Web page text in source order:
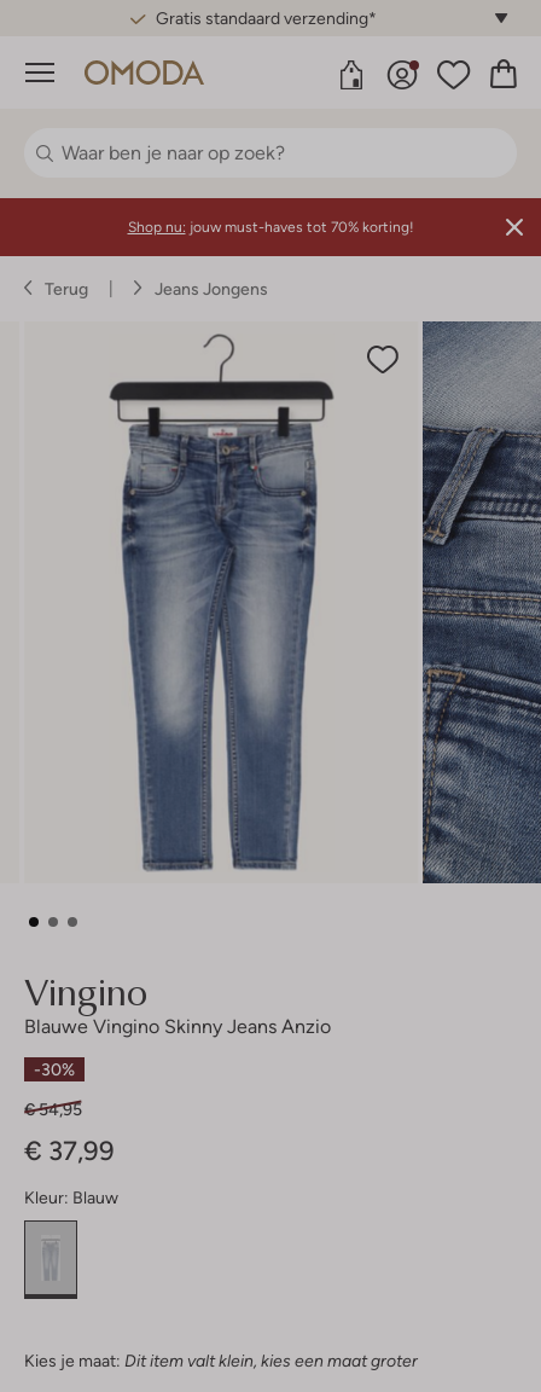
Gratis standaard verzending*
Menu
Shop nu: jouw must-haves tot 70% korting!
Terug Jeans Jongens
Vingino
Blauwe Vingino Skinny Jeans Anzio
-30%
€ 54,95
€ 37,99
Kleur: Blauw
Kies je maat: Dit item valt klein, kies een maat groter